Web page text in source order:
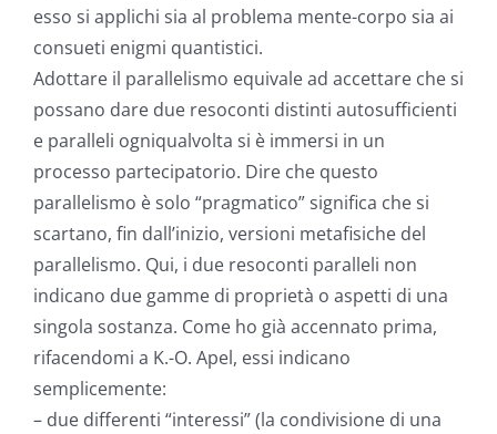
esso si applichi sia al problema mente-corpo sia ai
consueti enigmi quantistici.
Adottare il parallelismo equivale ad accettare che si
possano dare due resoconti distinti autosufficienti
e paralleli ogniqualvolta si è immersi in un
processo partecipatorio. Dire che questo
parallelismo è solo “pragmatico” significa che si
scartano, fin dall’inizio, versioni metafisiche del
parallelismo. Qui, i due resoconti paralleli non
indicano due gamme di proprietà o aspetti di una
singola sostanza. Come ho già accennato prima,
rifacendomi a K.-O. Apel, essi indicano
semplicemente:
– due differenti “interessi” (la condivisione di una